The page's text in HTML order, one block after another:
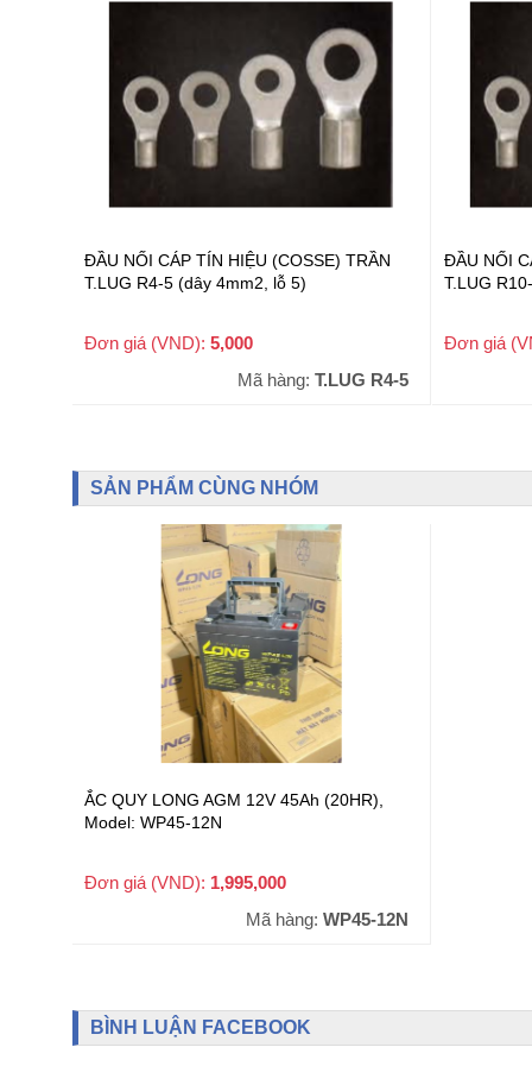
ĐẦU NỐI CÁP TÍN HIỆU (COSSE) TRẦN
T.LUG R4-5 (dây 4mm2, lỗ 5)
Đơn giá (VND): 5,000
Mã hàng:T.LUG R4-5
ĐẦU NỐI
T.LUG
Đơn giá
SẢN PHẨM CÙNG NHÓM
ẮC QUY LONG AGM 12V 45Ah (20HR),
Model: WP45-12N
Đơn giá (VND): 1,995,000
Mã hàng:WP45-12N
BÌNH LUẬN FACEBOOK